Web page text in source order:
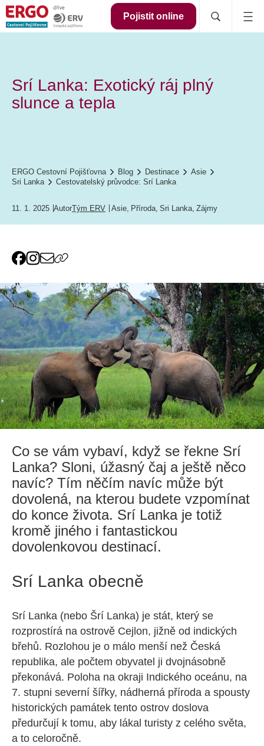
Pojistit online
Srí Lanka: Exotický ráj plný
slunce a tepla
ERGO Cestovní Pojišťovna Blog Destinace
Asie
Sri Lanka
Cestovatelský průvodce: Srí Lanka
11. 1. 2025 AutorTým ERV Asie, Příroda, Sri Lanka, Zájmy
Co se vám vybaví, když se řekne Srí
Lanka? Sloni, úžasný čaj a ještě něco
navíc? Tím něčím navíc může být
dovolená, na kterou budete vzpomínat
do konce života. Srí Lanka je totiž
kromě jiného i fantastickou
dovolenkovou destinací.
Srí Lanka obecně
Srí Lanka (nebo Šrí Lanka) je stát, který se
rozprostírá na ostrově Cejlon, jižně od indických
břehů. Rozlohou je o málo menší než Česká
republika, ale počtem obyvatel ji dvojnásobně
překonává. Poloha na okraji Indického oceánu, na
7. stupni severní šířky, nádherná příroda a spousty
historických památek tento ostrov doslova
předurčují k tomu, aby lákal turisty z celého světa,
a to celoročně.